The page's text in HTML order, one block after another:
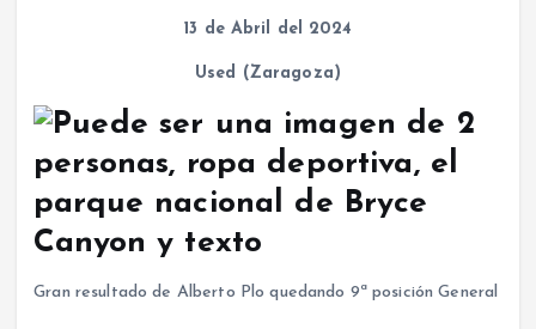
13 de Abril del 2024
Used (Zaragoza)
Gran resultado de Alberto Plo quedando 9ª posición General